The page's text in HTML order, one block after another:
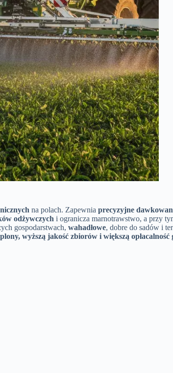
na polach. Zapewnia precyzyjne
odżywczych i ogranicza marnotrawstwo, a przy
gospodarstwach, wahadłowe, dobre do sadów i
wyższą jakość zbiorów i większą opłacalność